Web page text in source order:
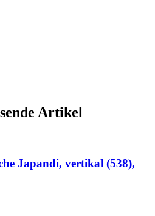
Artikel
Japandi, vertikal (538),